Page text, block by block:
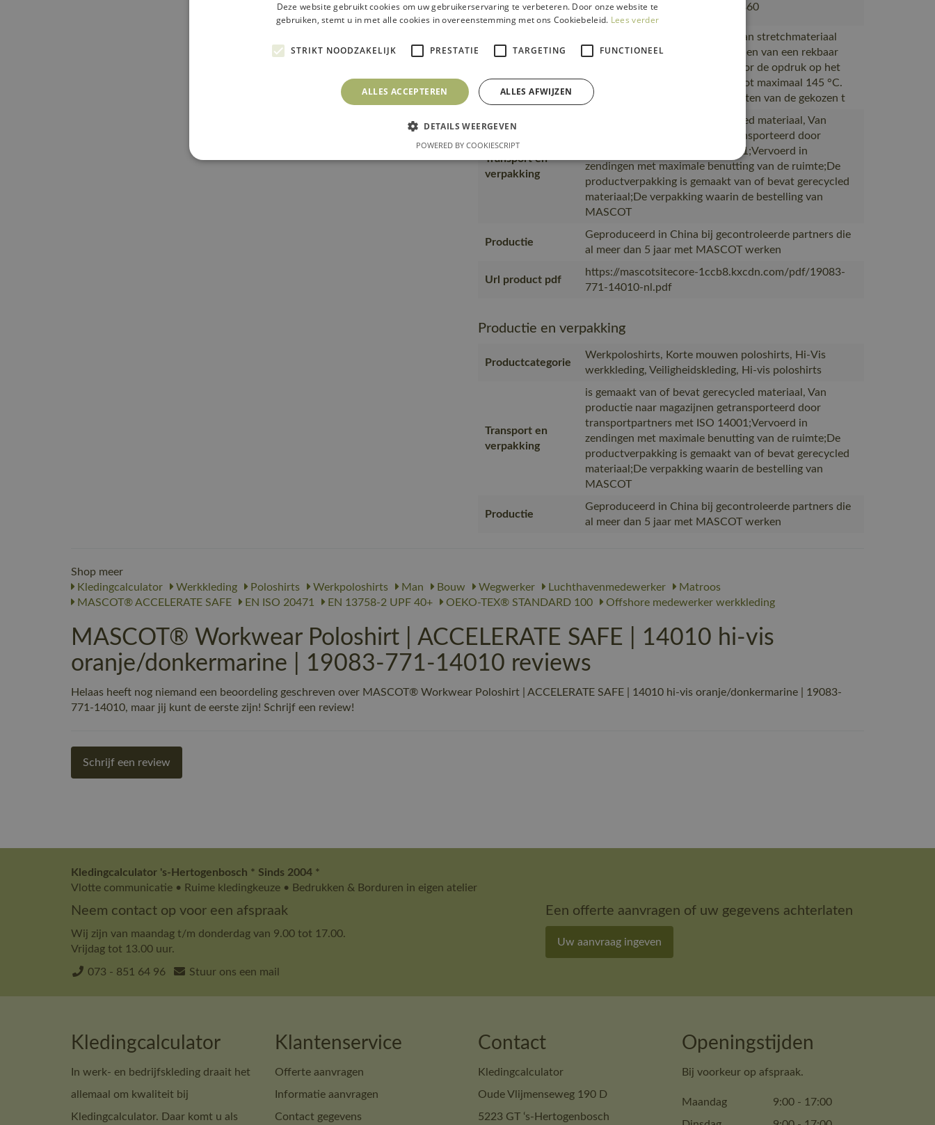
accessories
18050-802, 50602-010, 50143-860
Omdat het product gemaakt is van stretchmateriaal
dient er gebruik gemaakt te worden van een rekbaar
transfer. Kies een transfer die voor de opdruk op het
product kan worden verwarmd tot maximaal 145 °C.
Denk eraan om de wasvoorschriften van de gekozen t
Transport en
verpakking
is gemaakt van of bevat gerecycled materiaal, Van
productie naar magazijnen getransporteerd door
transportpartners met ISO 14001;Vervoerd in
zendingen met maximale benutting van de ruimte;De
productverpakking is gemaakt van of bevat gerecycled
materiaal;De verpakking waarin de bestelling van
MASCOT
Productie
Geproduceerd in China bij gecontroleerde partners die
al meer dan 5 jaar met MASCOT werken
Url product pdf
https://mascotsitecore-1ccb8.kxcdn.com/pdf/19083-
771-14010-nl.pdf
Productie en verpakking
Productcategorie
Werkpoloshirts, Korte mouwen poloshirts, Hi-Vis
werkkleding, Veiligheidskleding, Hi-vis poloshirts
Transport en
verpakking
is gemaakt van of bevat gerecycled materiaal, Van
productie naar magazijnen getransporteerd door
transportpartners met ISO 14001;Vervoerd in
zendingen met maximale benutting van de ruimte;De
productverpakking is gemaakt van of bevat gerecycled
materiaal;De verpakking waarin de bestelling van
MASCOT
Productie
Geproduceerd in China bij gecontroleerde partners die
al meer dan 5 jaar met MASCOT werken
Shop meer
Kledingcalculator
Werkkleding Poloshirts Werkpoloshirts Man Bouw Wegwerker Luchthavenmedewerker
Matroos
MASCOT® ACCELERATE SAFE
EN ISO 20471 EN 13758-2 UPF 40+ OEKO-TEX® STANDARD 100 Offshore medewerker werkkleding
MASCOT® Workwear Poloshirt | ACCELERATE SAFE | 14010 hi-vis
oranje/donkermarine | 19083-771-14010 reviews
Helaas heeft nog niemand een beoordeling geschreven over MASCOT® Workwear Poloshirt | ACCELERATE SAFE | 14010 hi-vis oranje/donkermarine | 19083-
771-14010, maar jij kunt de eerste zijn! Schrijf een review!
Schrijf een review
Kledingcalculator 's-Hertogenbosch * Sinds 2004 *
Vlotte communicatie • Ruime kledingkeuze • Bedrukken & Borduren in eigen atelier
Neem contact op voor een afspraak
Wij zijn van maandag t/m donderdag van 9.00 tot 17.00.
Vrijdag tot 13.00 uur.
073 - 851 64 96 Stuur ons een mail
Een offerte aanvragen of uw gegevens achterlaten
Uw aanvraag ingeven
Kledingcalculator
In werk- en bedrijfskleding draait het
allemaal om kwaliteit bij
Kledingcalculator. Daar komt u als
Klantenservice
Offerte aanvragen
Informatie aanvragen
Contact gegevens
Contact
Kledingcalculator
Oude Vlijmenseweg 190 D
5223 GT ‘s-Hertogenbosch
Openingstijden
Bij voorkeur op afspraak.
Maandag 9:00 - 17:00
Deze website gebruikt cookies om uw gebruikerservaring te verbeteren. Door onze website te
gebruiken, stemt u in met alle cookies in overeenstemming met ons Cookiebeleid. Lees verder
STRIKT NOODZAKELIJK PRESTATIE TARGETING FUNCTIONEEL
ALLES ACCEPTEREN ALLES AFWIJZEN
DETAILS WEERGEVEN
POWERED BY COOKIESCRIPT